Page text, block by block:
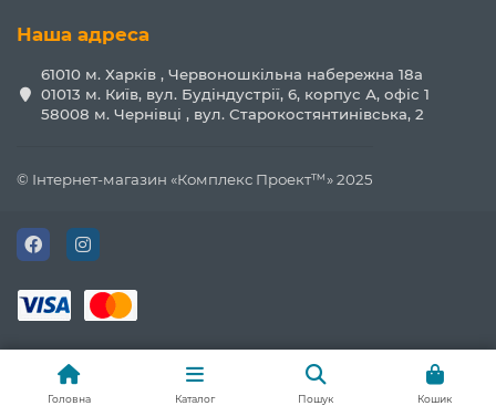
Наша адреса
61010 м. Харків , Червоношкільна набережна 18а
01013 м. Київ, вул. Будіндустрії, 6, корпус А, офіс 1
58008 м. Чернівці , вул. Старокостянтинівська, 2
© Інтернет-магазин «Комплекс Проект™» 2025
Головна Каталог Пошук Кошик